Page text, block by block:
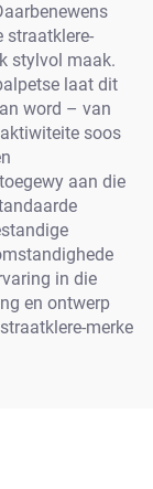
straatklere-
stylvol maak.
laat dit
word – van
soos
aan die
in die
en ontwerp
merke